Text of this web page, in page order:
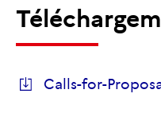
Calls-for-